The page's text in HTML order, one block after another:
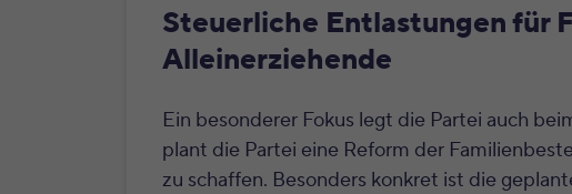
Steuerliche Entlastungen für
Alleinerziehende
Ein besonderer Fokus legt die Partei auch
plant die Partei eine Reform der
zu schaffen. Besonders konkret ist die